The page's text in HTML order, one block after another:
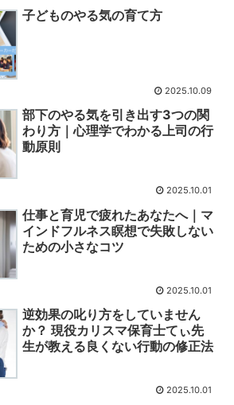
子どものやる気の育て方
2025.10.09
部下のやる気を引き出す3つの関
わり方｜心理学でわかる上司の行
動原則
2025.10.01
仕事と育児で疲れたあなたへ｜マ
インドフルネス瞑想で失敗しない
ための小さなコツ
2025.10.01
逆効果の叱り方をしていません
か？ 現役カリスマ保育士てぃ先
生が教える良くない行動の修正法
2025.10.01